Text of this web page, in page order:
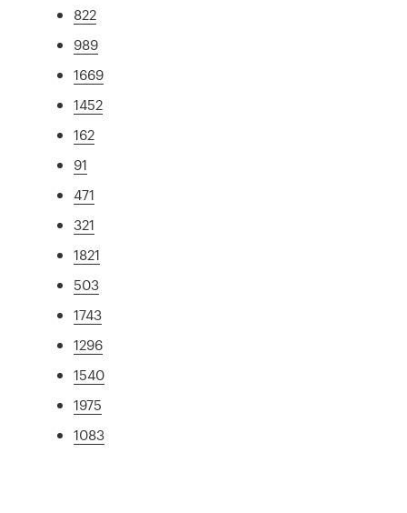
822
989
1669
1452
162
91
471
321
1821
503
1743
1296
1540
1975
1083